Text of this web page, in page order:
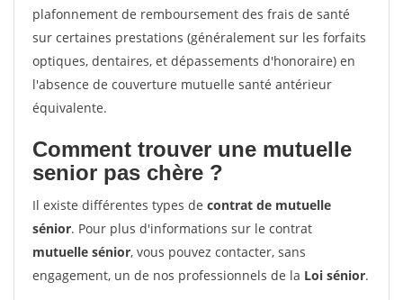
plafonnement de remboursement des frais de santé
sur certaines prestations (généralement sur les forfaits
optiques, dentaires, et dépassements d'honoraire) en
l'absence de couverture mutuelle santé antérieur
équivalente.
Comment trouver une mutuelle
senior pas chère ?
Il existe différentes types de contrat de mutuelle
sénior. Pour plus d'informations sur le contrat
mutuelle sénior, vous pouvez contacter, sans
engagement, un de nos professionnels de la Loi sénior.